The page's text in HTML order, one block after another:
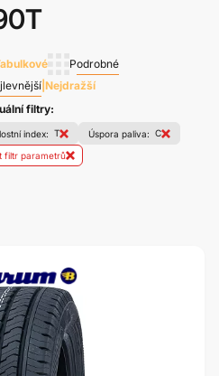
Podrobné
| Nejdražší
filtry:
index: T Úspora paliva: C
filtr parametrů